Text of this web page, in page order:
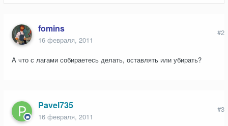
fomins
16 февраля, 2011
#2
А что с лагами собираетесь делать, оставлять или убирать?
Pavel735
16 февраля, 2011
#3